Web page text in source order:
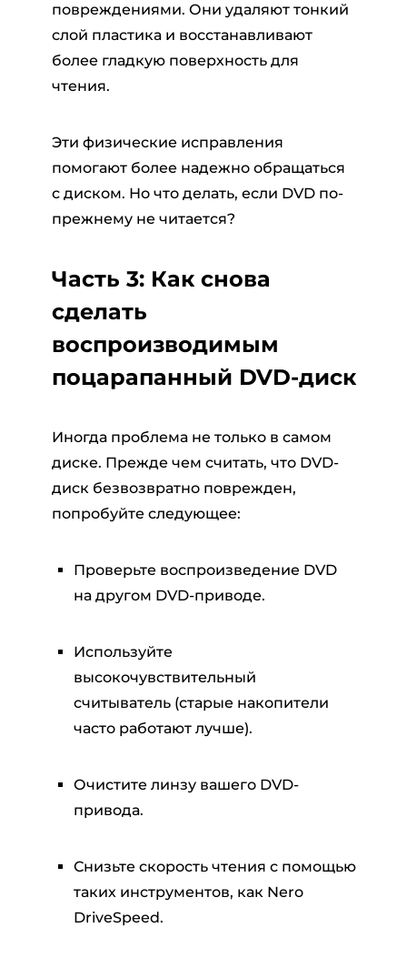
повреждениями. Они удаляют тонкий
слой пластика и восстанавливают
более гладкую поверхность для
чтения.
Эти физические исправления
помогают более надежно обращаться
с диском. Но что делать, если DVD по-
прежнему не читается?
Часть 3: Как снова
сделать
воспроизводимым
поцарапанный DVD-диск
Иногда проблема не только в самом
диске. Прежде чем считать, что DVD-
диск безвозвратно поврежден,
попробуйте следующее:
Проверьте воспроизведение DVD
на другом DVD-приводе.
Используйте
высокочувствительный
считыватель (старые накопители
часто работают лучше).
Очистите линзу вашего DVD-
привода.
Снизьте скорость чтения с помощью
таких инструментов, как Nero
DriveSpeed.